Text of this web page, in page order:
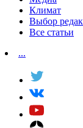
Климат
Выбор
Все статьи
...